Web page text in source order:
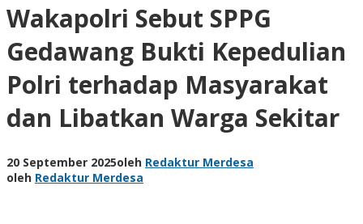
Wakapolri Sebut SPPG
Gedawang Bukti Kepedulian
Polri terhadap Masyarakat
dan Libatkan Warga Sekitar
20 September 2025oleh Redaktur Merdesa
oleh Redaktur Merdesa